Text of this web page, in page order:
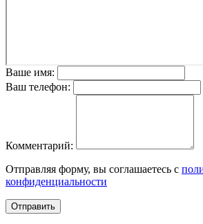
Ваше имя:
Ваш телефон:
Комментарий:
Отправляя форму, вы соглашаетесь с
конфиденциальности
Отправить